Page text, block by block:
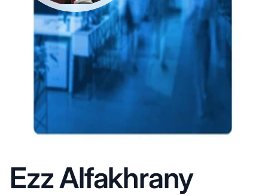
Ezz Alfakhrany